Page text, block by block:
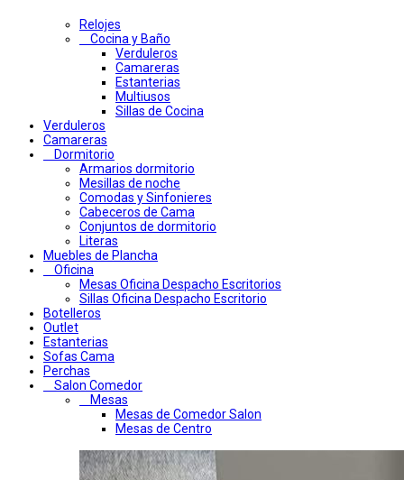
Relojes
Cocina y Baño
Verduleros
Camareras
Estanterias
Multiusos
Sillas de Cocina
Verduleros
Camareras
Dormitorio
Armarios dormitorio
Mesillas de noche
Comodas y Sinfonieres
Cabeceros de Cama
Conjuntos de dormitorio
Literas
Muebles de Plancha
Oficina
Mesas Oficina Despacho Escritorios
Sillas Oficina Despacho Escritorio
Botelleros
Outlet
Estanterias
Sofas Cama
Perchas
Salon Comedor
Mesas
Mesas de Comedor Salon
Mesas de Centro